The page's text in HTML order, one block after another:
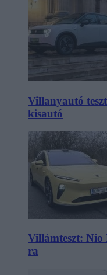
Villanyautó
kisautó
Villámteszt: Nio
ra